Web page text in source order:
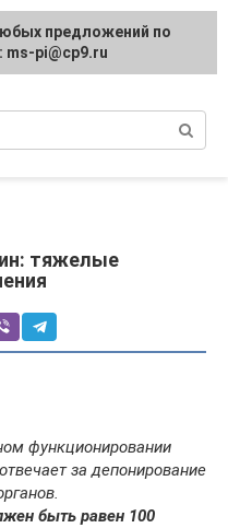
и
тяжелые
функционировании
за депонирование
быть равен 100
предложений по
ms-pi@cp9.ru